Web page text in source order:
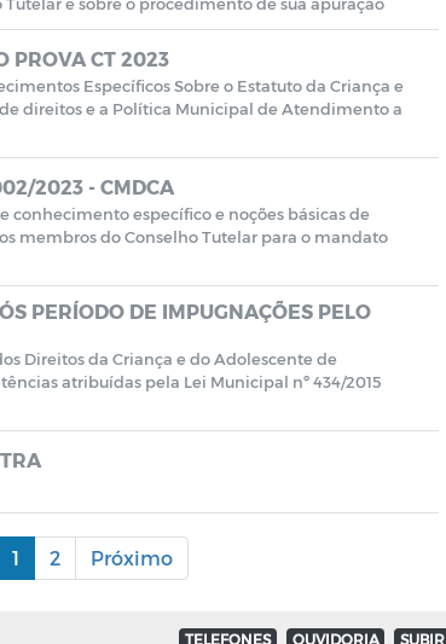
PROVA CT 2023
Específicos Sobre o Estatuto da Criança e
direitos e a Política Municipal de Atendimento a
2023 - CMDCA
conhecimento específico e noções básicas de
membros do Conselho Tutelar para o mandato
PERÍODO DE IMPUGNAÇÕES PELO
Direitos da Criança e do Adolescente de
atribuídas pela Lei Municipal nº 434/2015
1 2 Próximo
TELEFONES OUVIDORIA SUBIR